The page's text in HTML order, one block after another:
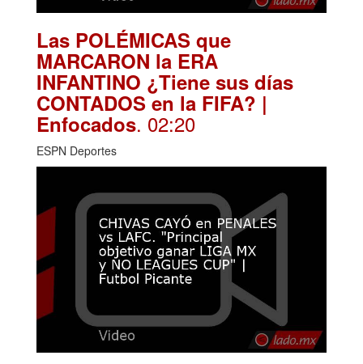
Las POLÉMICAS que
MARCARON la ERA
INFANTINO ¿Tiene sus días
CONTADOS en la FIFA? |
Enfocados. 02:20
ESPN Deportes